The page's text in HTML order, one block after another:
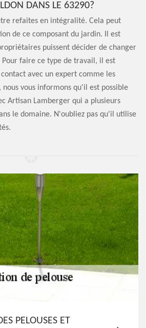
DANS LE 63290?
refaites en intégralité. Cela peut
de ce composant du jardin. Il est
puissent décider de changer
Pour faire ce type de travail, il est
avec un expert comme les
nous vous informons qu'il est possible
Artisan Lamberger qui a plusieurs
le domaine. N'oubliez pas qu'il utilise
PELOUSES ET